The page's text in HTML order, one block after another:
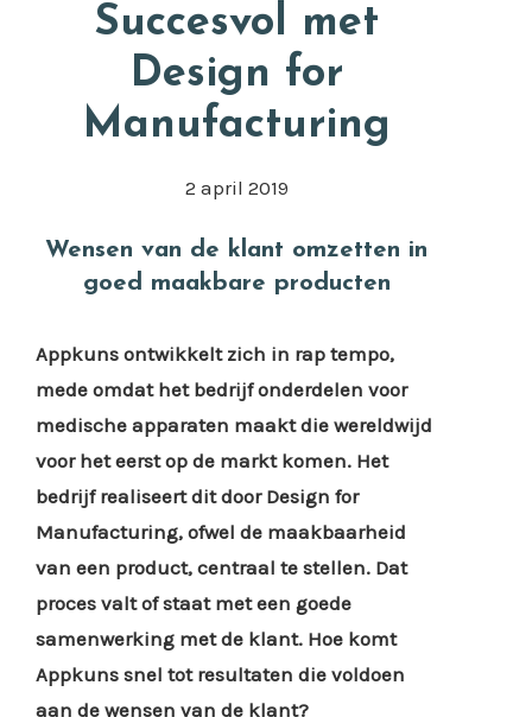
Succesvol met
Design for
Manufacturing
2 april 2019
Wensen van de klant omzetten in
goed maakbare producten
Appkuns ontwikkelt zich in rap tempo,
mede omdat het bedrijf onderdelen voor
medische apparaten maakt die wereldwijd
voor het eerst op de markt komen. Het
bedrijf realiseert dit door Design for
Manufacturing, ofwel de maakbaarheid
van een product, centraal te stellen. Dat
proces valt of staat met een goede
samenwerking met de klant. Hoe komt
Appkuns snel tot resultaten die voldoen
aan de wensen van de klant?